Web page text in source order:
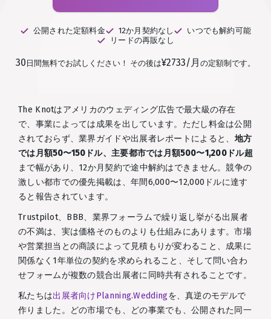
公開された定額料金 12か月契約なし
いつでも解約可能
リードの再販なし
30 日間無料でお試しください！ その後は¥2733/月 の定額制です。
The Knotはアメリカのウェディング広告で最大級の存在
で、事業によっては成果を出しています。ただし料金は公開
されておらず、業界ガイドや出展者レポートによると、 地方
では月額50〜150ドル、主要都市では月額500〜1,200ドル超
まで幅があり、12か月契約で途中解約はできません。競争の
激しい都市での優先掲載は、年間6,000〜12,000ドルに達す
ると報告されています。
Trustpilot、BBB、業界フォーラムで繰り返し挙がる出展者
の不満は、実は価格そのものよりも仕組みにあります。市場
や営業担当との商談によって見積もりが変わること、成果に
関係なく1年単位の契約を求められること、そして問い合わ
せフォームが複数の競合出展者に同時共有されることです。
私たちは出展者向けPlanning.Weddingを、真逆のモデルで
作りました。どの市場でも、どの事業でも、公開された同一